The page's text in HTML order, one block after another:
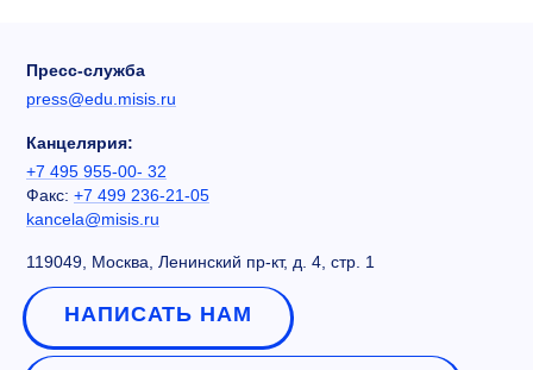
Пресс-служба
press@edu.misis.ru
Канцелярия:
+7 495 955-00- 32
Факс: +7 499 236-21-05
kancela@misis.ru
119049, Москва, Ленинский пр-кт, д. 4, стр. 1
НАПИСАТЬ НАМ